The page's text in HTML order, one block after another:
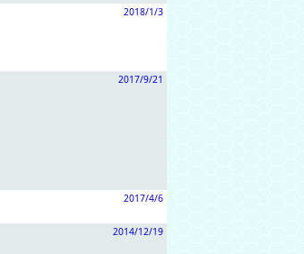
2018/1/3
2017/9/21
2017/4/6
2014/12/19